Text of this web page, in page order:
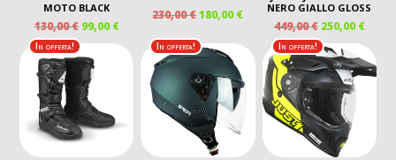
MOTO BLACK
130,00€ IL
PREZZO
ORIGINALE
ERA:
130,00 €.
99,00€IL
PREZZO
ATTUALE
99,00 €.
230,00€IL
ORIGINALE
ERA:
230,00 €.
180,00€IL
PREZZO
ATTUALE
180,00 €.
NERO GIALLO GLOSS
449,00€ IL
PREZZO
ORIGINALE
ERA:
449,00 €.
250,00€IL
È:
In offerta! In offerta! In offerta!